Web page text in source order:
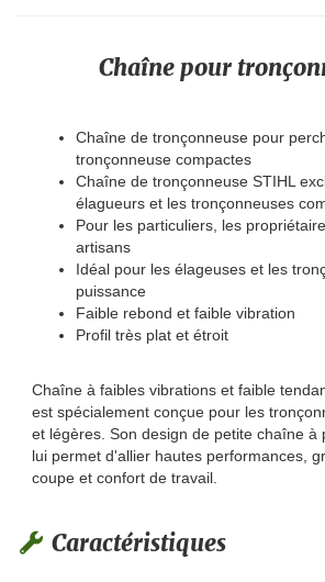
Chaîne pour
Chaîne de tronçonneuse pour
tronçonneuse compactes
Chaîne de tronçonneuse STIHL
élagueurs et les tronçonneuses
Pour les particuliers, les
artisans
Idéal pour les élageuses et les
puissance
Faible rebond et faible vibration
Profil très plat et étroit
Chaîne à faibles vibrations et faible
est spécialement conçue pour les
et légères. Son design de petite chaîne à
lui permet d'allier hautes performances,
coupe et confort de travail.
Caractéristiques